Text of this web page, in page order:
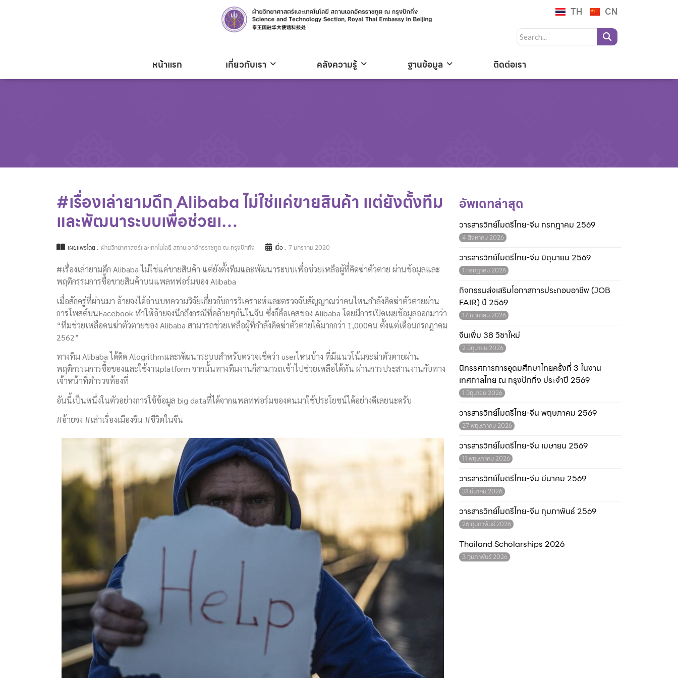
TH CN
หน้าแรก เกี่ยวกับเรา คลังความรู้ ฐานข้อมูล ติดต่อเรา
#เรื่องเล่ายามดึก Alibaba ไม่ใช่แค่ขายสินค้า แต่ยังตั้งทีม
และพัฒนาระบบเพื่อช่วยเ…
เผยแพร่โดย : ฝ่ายวิทยาศาสตร์และเทคโนโลยี สถานเอกอัครราชทูต ณ กรุงปักกิ่ง เมื่อ : 7 มกราคม 2020
#เรื่องเล่ายามดึก Alibaba ไม่ใช่แค่ขายสินค้า แต่ยังตั้งทีมและพัฒนาระบบเพื่อช่วยเหลือผู้ที่คิดฆ่าตัวตาย ผ่านข้อมูลและ
พฤติกรรมการซื้อขายสินค้าบนแพลทฟอร์มของ Alibaba
เมื่อสักครู่ที่ผ่านมา อ้ายจงได้อ่านบทความวิจัยเกี่ยวกับการวิเคราะห์และตรวจจับสัญญาณว่าคนไหนกำลังคิดฆ่าตัวตายผ่าน
การโพสต์บนFacebook ทำให้อ้ายจงนึกถึงกรณีที่คล้ายๆกันในจีน ซึ่งก็คือเคสของ Alibaba โดยมีการเปิดเผยข้อมูลออกมาว่า
“ทีมช่วยเหลือคนฆ่าตัวตายของ Alibaba สามารถช่วยเหลือผู้ที่กำลังคิดฆ่าตัวตายได้มากกว่า 1,000คน ตั้งแต่เดือนกรกฎาคม
2562”
ทางทีม Alibaba ได้คิด Alogrithmและพัฒนาระบบสำหรับตรวจเช็คว่า userไหนบ้าง ที่มีแนวโน้มจะฆ่าตัวตายผ่าน
พฤติกรรมการซื้อของและใช้งานplatform จากนั้นทางทีมงานก็สามารถเข้าไปช่วยเหลือได้ทัน ผ่านการประสานงานกับทาง
เจ้าหน้าที่ตำรวจท้องที่
อันนี้เป็นหนึ่งในตัวอย่างการใช้ข้อมูล big dataที่ได้จากแพลทฟอร์มของตนมาใช้ประโยชน์ได้อย่างดีเลยนะครับ
#อ้ายจง #เล่าเรื่องเมืองจีน #ชีวิตในจีน
อัพเดทล่าสุด
วารสารวิทย์ไมตรีไทย-จีน กรกฎาคม 2569
4 สิงหาคม 2026
วารสารวิทย์ไมตรีไทย-จีน มิถุนายน 2569
1 กรกฎาคม 2026
กิจกรรมส่งเสริมโอกาสการประกอบอาชีพ (JOB
FAIR) ปี 2569
17 มิถุนายน 2026
จีนเพิ่ม 38 วิชาใหม่
2 มิถุนายน 2026
นิทรรศการการอุดมศึกษาไทยครั้งที่ 3 ในงาน
เทศกาลไทย ณ กรุงปักกิ่ง ประจำปี 2569
1 มิถุนายน 2026
วารสารวิทย์ไมตรีไทย-จีน พฤษภาคม 2569
27 พฤษภาคม 2026
วารสารวิทย์ไมตรีไทย-จีน เมษายน 2569
11 พฤษภาคม 2026
วารสารวิทย์ไมตรีไทย-จีน มีนาคม 2569
31 มีนาคม 2026
วารสารวิทย์ไมตรีไทย-จีน กุมภาพันธ์ 2569
26 กุมภาพันธ์ 2026
Thailand Scholarships 2026
3 กุมภาพันธ์ 2026